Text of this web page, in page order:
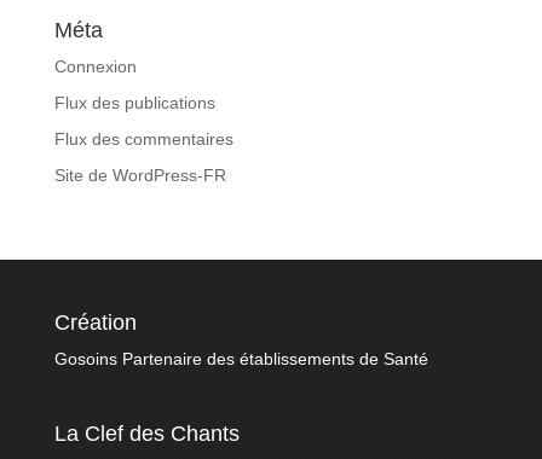
Méta
Connexion
Flux des publications
Flux des commentaires
Site de WordPress-FR
Création
Gosoins Partenaire des établissements de Santé
La Clef des Chants